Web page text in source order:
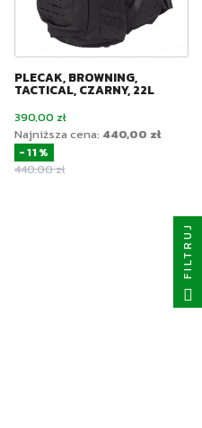
PLECAK, BROWNING,
TACTICAL, CZARNY, 22L
Cena
390,00 zł
Najniższa cena: 440,00 zł
-11%
Cena podstawowa
440,00 zł
FILTRUJ